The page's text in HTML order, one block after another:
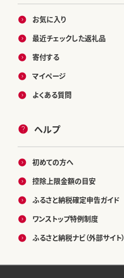
お気に入り
最近チェックした返礼品
寄付する
マイページ
よくある質問
ヘルプ
初めての方へ
控除上限金額の目安
ふるさと納税確定申告ガイド
ワンストップ特例制度
ふるさと納税ナビ（外部サイト）